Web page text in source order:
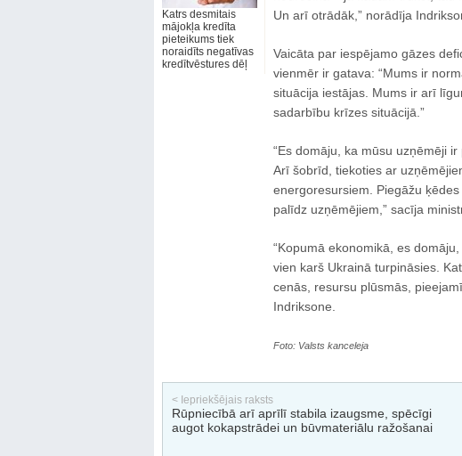
Katrs desmitais
mājokļa kredīta
pieteikums tiek
noraidīts negatīvas
kredītvēstures dēļ
Un arī otrādāk,” norādīja
Vaicāta par iespējamo gāzes
vienmēr ir gatava: “Mums ir
situācija iestājas. Mums ir arī
sadarbību krīzes situācijā.”
“Es domāju, ka mūsu uzņēmēji
Arī šobrīd, tiekoties ar
energoresursiem. Piegāžu
palīdz uzņēmējiem,” sacīja
“Kopumā ekonomikā, es
vien karš Ukrainā turpināsies.
cenās, resursu plūsmās,
Indriksone.
Foto: Valsts kanceleja
< Iepriekšējais raksts
Rūpniecībā arī aprīlī stabila izaugsme, spēcīgi
augot kokapstrādei un būvmateriālu ražošanai